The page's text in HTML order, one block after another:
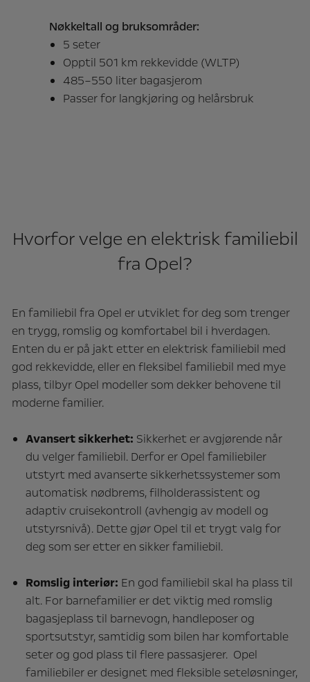
Nøkkeltall og bruksområder:
5 seter
Opptil 501 km rekkevidde (WLTP)
485–550 liter bagasjerom
Passer for langkjøring og helårsbruk
Hvorfor velge en elektrisk familiebil
fra Opel?
En familiebil fra Opel er utviklet for deg som trenger
en trygg, romslig og komfortabel bil i hverdagen.
Enten du er på jakt etter en elektrisk familiebil med
god rekkevidde, eller en fleksibel familiebil med mye
plass, tilbyr Opel modeller som dekker behovene til
moderne familier.
Avansert sikkerhet: Sikkerhet er avgjørende når
du velger familiebil. Derfor er Opel familiebiler
utstyrt med avanserte sikkerhetssystemer som
automatisk nødbrems, filholderassistent og
adaptiv cruisekontroll (avhengig av modell og
utstyrsnivå). Dette gjør Opel til et trygt valg for
deg som ser etter en sikker familiebil.
Romslig interiør: En god familiebil skal ha plass til
alt. For barnefamilier er det viktig med romslig
bagasjeplass til barnevogn, handleposer og
sportsutstyr, samtidig som bilen har komfortable
seter og god plass til flere passasjerer. Opel
familiebiler er designet med fleksible seteløsninger,